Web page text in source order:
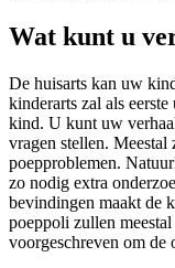
Wat kunt u
De huisarts kan uw
kinderarts zal als
kind. U kunt uw
vragen stellen.
poepproblemen.
zo nodig extra
bevindingen maakt de
poeppoli zullen
voorgeschreven om de